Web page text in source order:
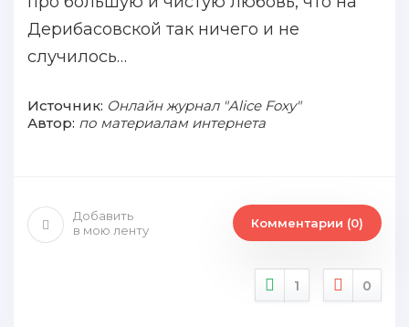
Дерибасовской так ничего и не
случилось…
Источник: Онлайн журнал "Alice Foxy"
Автор: по материалам интернета
Добавить
в мою ленту
Комментарии (0)
1 0